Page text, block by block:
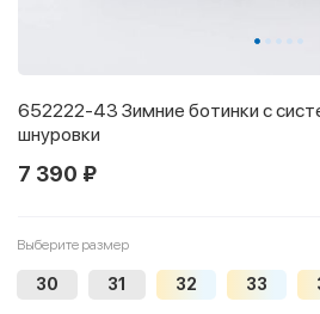
652222-43 Зимние ботинки с
шнуровки
7 390 ₽
Выберите размер
30 31 32 33